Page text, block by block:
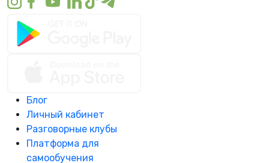
Блог
Личный кабинет
Разговорные клубы
Платформа для
самообучения